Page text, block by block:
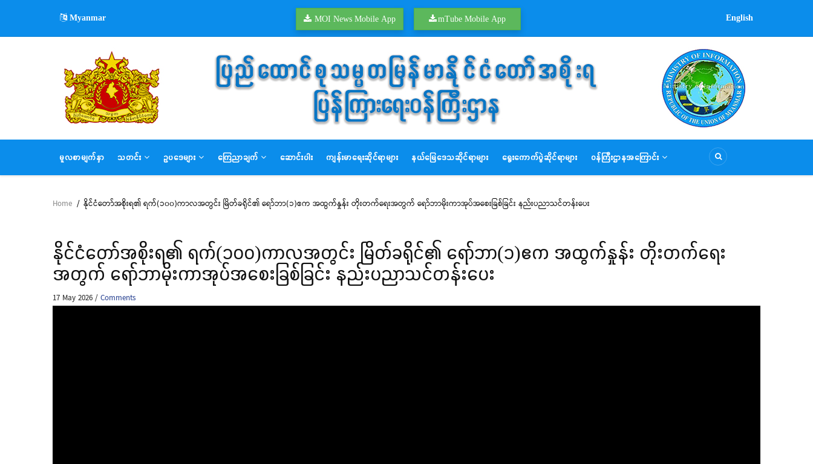
main
Myanmar MOI News Mobile App mTube Mobile App English
MAIN
NAVIGATION
မူလစာမျက်နှာ သတင်း ဥပဒေများ ကြေညာချက် ဆောင်းပါး ကျန်းမာရေးဆိုင်ရာများ နယ်မြေဒေသဆိုင်ရာများ ရွေးကောက်ပွဲဆိုင်ရာများ ဝန်ကြီးဌာနအကြောင်း
Breadcrumb
Home / နိုင်ငံတော်အစိုးရ၏ ရက်(၁၀၀)ကာလအတွင်း မြိတ်ခရိုင်၏ ရော်ဘာ(၁)ဧက အထွက်နှုန်း တိုးတက်ရေးအတွက် ရော်ဘာမိုးကာအုပ်အစေးခြစ်ခြင်း နည်းပညာသင်တန်းပေး
နိုင်ငံတော်အစိုးရ၏ ရက်(၁၀၀)ကာလအတွင်း မြိတ်ခရိုင်၏ ရော်ဘာ(၁)ဧက အထွက်နှုန်း တိုးတက်ရေး
အတွက် ရော်ဘာမိုးကာအုပ်အစေးခြစ်ခြင်း နည်းပညာသင်တန်းပေး
17 May 2026/Comments